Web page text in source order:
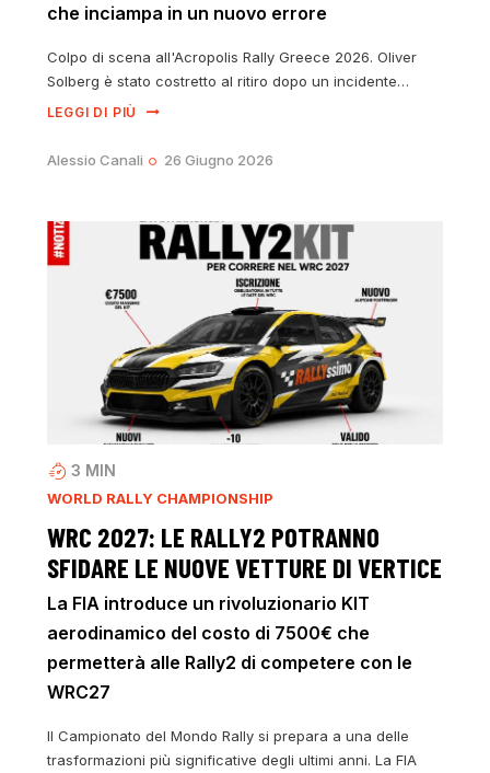
che inciampa in un nuovo errore
Colpo di scena all'Acropolis Rally Greece 2026. Oliver
Solberg è stato costretto al ritiro dopo un incidente…
LEGGI DI PIÙ
Alessio Canali 26 Giugno 2026
3 MIN
WORLD RALLY CHAMPIONSHIP
WRC 2027: LE RALLY2 POTRANNO
SFIDARE LE NUOVE VETTURE DI VERTICE
La FIA introduce un rivoluzionario KIT
aerodinamico del costo di 7500€ che
permetterà alle Rally2 di competere con le
WRC27
Il Campionato del Mondo Rally si prepara a una delle
trasformazioni più significative degli ultimi anni. La FIA